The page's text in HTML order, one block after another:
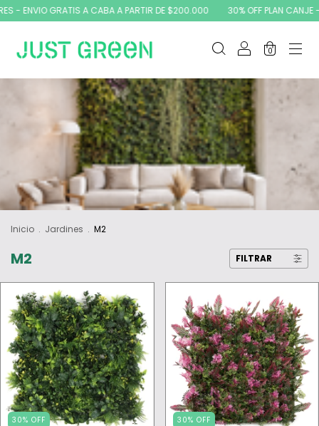
A CABA A PARTIR DE $200.000 30% OFF PLAN CANJE - 10% OFF
0
Inicio . Jardines . M2
M2 FILTRAR
30% OFF 30% OFF